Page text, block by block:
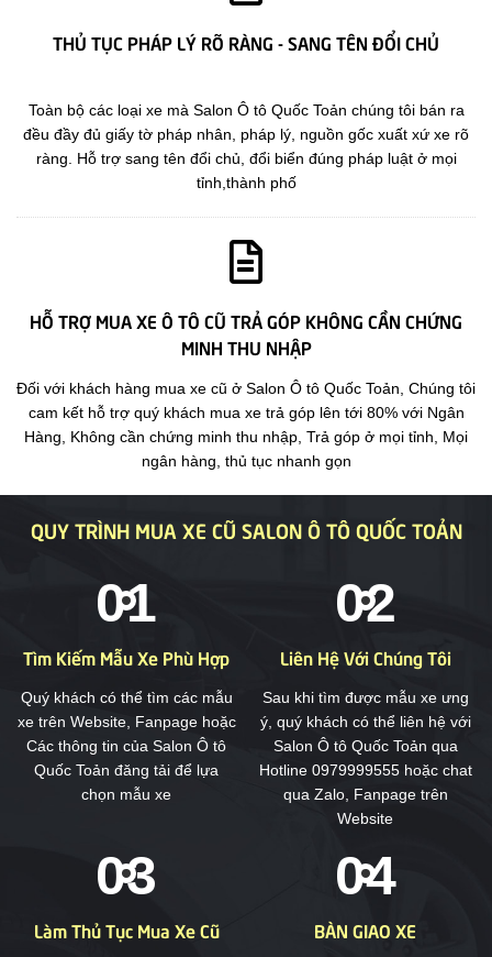
THỦ TỤC PHÁP LÝ RÕ RÀNG - SANG TÊN ĐỔI CHỦ
Toàn bộ các loại xe mà Salon Ô tô Quốc Toản chúng tôi bán ra
đều đầy đủ giấy tờ pháp nhân, pháp lý, nguồn gốc xuất xứ xe rõ
ràng. Hỗ trợ sang tên đổi chủ, đổi biển đúng pháp luật ở mọi
tỉnh,thành phố
HỖ TRỢ MUA XE Ô TÔ CŨ TRẢ GÓP KHÔNG CẦN CHỨNG
MINH THU NHẬP
Đối với khách hàng mua xe cũ ở Salon Ô tô Quốc Toản, Chúng tôi
cam kết hỗ trợ quý khách mua xe trả góp lên tới 80% với Ngân
Hàng, Không cần chứng minh thu nhập, Trả góp ở mọi tỉnh, Mọi
ngân hàng, thủ tục nhanh gọn
QUY TRÌNH MUA XE CŨ SALON Ô TÔ QUỐC TOẢN
Tìm Kiếm Mẫu Xe Phù Hợp
Quý khách có thể tìm các mẫu
xe trên Website, Fanpage hoặc
Các thông tin của Salon Ô tô
Quốc Toản đăng tải để lựa
chọn mẫu xe
Liên Hệ Với Chúng Tôi
Sau khi tìm được mẫu xe ưng
ý, quý khách có thể liên hệ với
Salon Ô tô Quốc Toản qua
Hotline 0979999555 hoặc chat
qua Zalo, Fanpage trên
Website
Làm Thủ Tục Mua Xe Cũ BÀN GIAO XE